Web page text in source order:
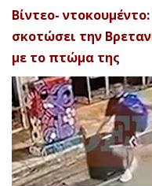
Βίντεο-
σκοτώσει την
με το πτώμα της